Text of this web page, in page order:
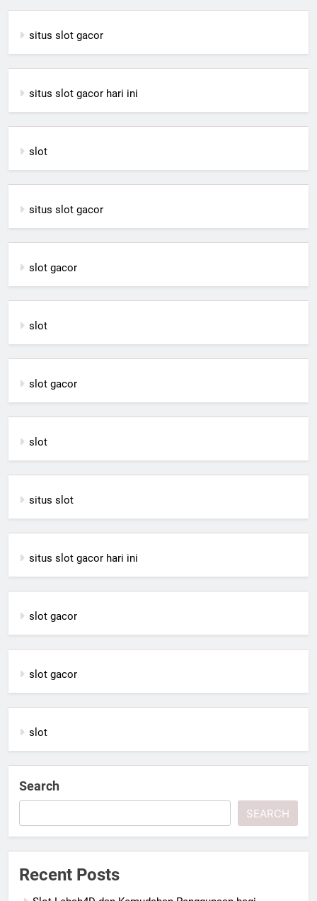
situs slot gacor
situs slot gacor hari ini
slot
situs slot gacor
slot gacor
slot
slot gacor
slot
situs slot
situs slot gacor hari ini
slot gacor
slot gacor
slot
Search
SEARCH
Recent Posts